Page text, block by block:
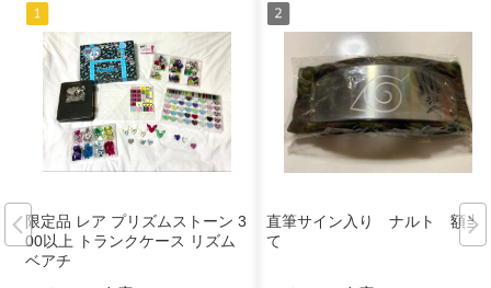
限定品 レア プリズムストーン 3
00以上 トランクケース リズム
ベアチ
直筆サイン入り ナルト 額当
て